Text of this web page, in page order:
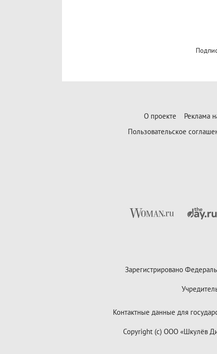
О проекте
Реклама
Пользовательское
Зарегистрировано
Контактные данные для
Copyright (с) ООО «Шкулёв